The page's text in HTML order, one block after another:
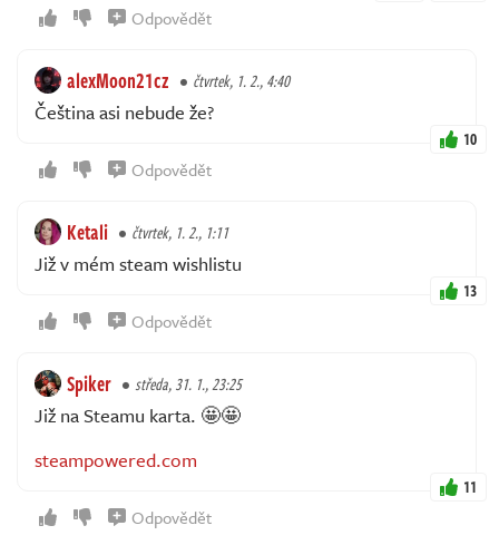
Odpovědět
alexMoon21cz čtvrtek, 1. 2., 4:40
Čeština asi nebude že?
10
Odpovědět
Ketali čtvrtek, 1. 2., 1:11
Již v mém steam wishlistu
13
Odpovědět
Spiker středa, 31. 1., 23:25
Již na Steamu karta. 🤩🤩
steampowered.com
11
Odpovědět